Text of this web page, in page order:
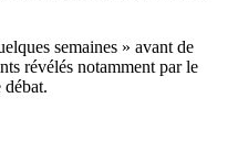
semaines » avant de
révélés notamment par le
débat.